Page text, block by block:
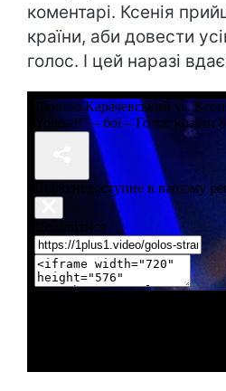
коментарі. Ксенія
країни, аби довести
голос. І цей наразі